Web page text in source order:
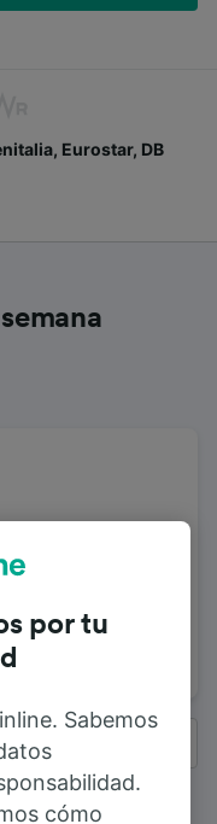
Eurostar, DB
por tu
Sabemos
cómo